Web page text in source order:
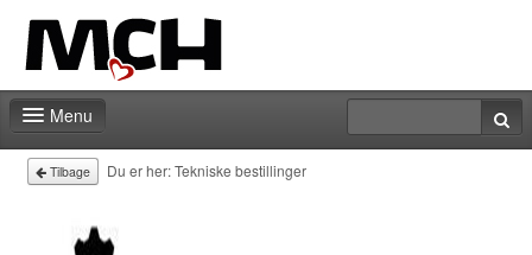
Menu
Messeshoppen
Kontakt
Tilbage Du er her:Tekniske bestillinger